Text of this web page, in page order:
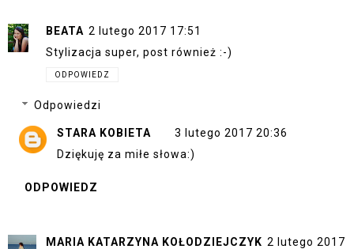
BEATA 2 lutego 2017 17:51
Stylizacja super, post również :-)
ODPOWIEDZ
Odpowiedzi
STARA KOBIETA
3 lutego 2017 20:36
Dziękuję za miłe słowa:)
ODPOWIEDZ
MARIA KATARZYNA KOŁODZIEJCZYK 2 lutego 2017